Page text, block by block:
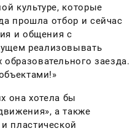
культуре, которые
прошла отбор и сейчас
и общения с
реализовывать
заезда.
она хотела бы
а также
пластической